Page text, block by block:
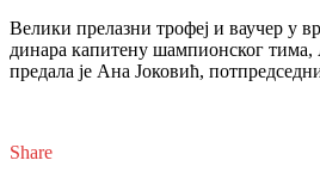
Велики прелазни трофеј и ваучер у
динара капитену шампионског
предала је Ана Јоковић,
Share